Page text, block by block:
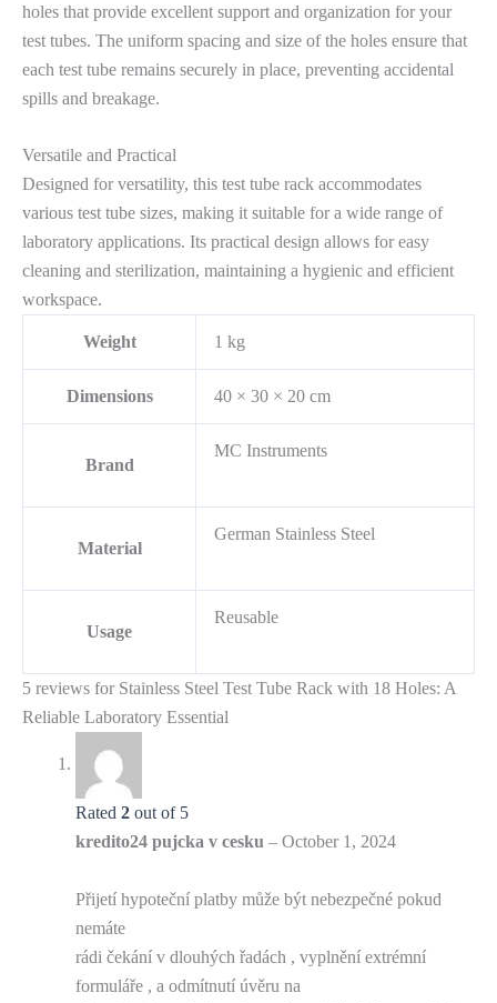
holes that provide excellent support and organization for your
test tubes. The uniform spacing and size of the holes ensure that
each test tube remains securely in place, preventing accidental
spills and breakage.
Versatile and Practical
Designed for versatility, this test tube rack accommodates
various test tube sizes, making it suitable for a wide range of
laboratory applications. Its practical design allows for easy
cleaning and sterilization, maintaining a hygienic and efficient
workspace.
Weight 1 kg
Dimensions 40 × 30 × 20 cm
Brand
MC Instruments
Material
German Stainless Steel
Usage
Reusable
5 reviews for Stainless Steel Test Tube Rack with 18 Holes: A
Reliable Laboratory Essential
Rated 2 out of 5
kredito24 pujcka v cesku – October 1, 2024
Přijetí hypoteční platby může být nebezpečné pokud
nemáte
rádi čekání v dlouhých řadách , vyplnění extrémní
formuláře , a odmítnutí úvěru na